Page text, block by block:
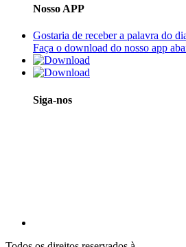
Nosso APP
Gostaria de receber a palavra do
Faça o download do nosso app
Siga-nos